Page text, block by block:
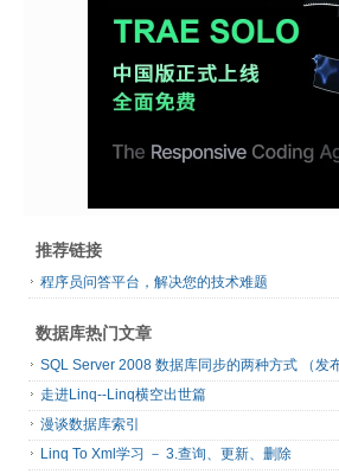
推荐链接
程序员问答平台，解决您的技术难题
数据库热门文章
走进Linq--Linq横空出世篇
漫谈数据库索引
Linq To Xml学习 － 3.查询、更新、删除